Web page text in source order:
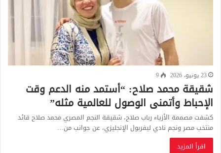
23 يونيو، 2026 9
شقيقة محمد صلاح: “أستمد منه الدعم وقت
الإحباط وأتمنى الوصول للعالمية مثله”
كشفت مصممة الأزياء رباب صلاح، شقيقة النجم المصري محمد صلاح قائد
منتخب مصر ونجم نادي ليفربول الإنجليزي، عن جوانب من…
اقرأ المزيد